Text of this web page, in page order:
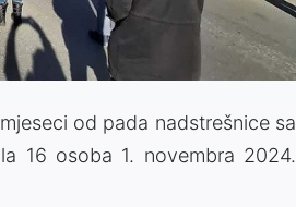
od pada nadstrešnice sa
16 osoba 1. novembra 2024.